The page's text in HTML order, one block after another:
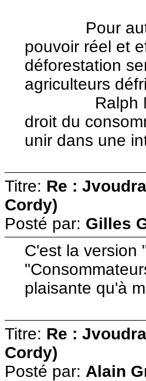
Pour autant,
pouvoir réel et
déforestation
agriculteurs
Ralph
droit du
unir dans une
Titre: Re :
Cordy)
Posté par: Gilles
C'est la version
plaisante qu'à
Titre: Re :
Cordy)
Posté par: Alain